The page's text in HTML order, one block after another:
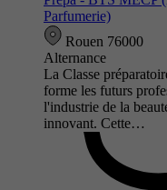
Parfumerie)
Rouen 76000
Alternance
La Classe
forme les futurs
l'industrie de la
innovant. Cette…